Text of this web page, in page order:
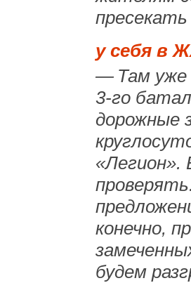
у себя в
— Там уже
3-​​го
дорожные
«Легион».
конечно,
будем